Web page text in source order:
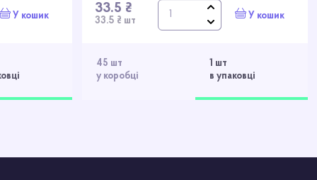
У кошик
45 шт
у коробці
1 шт
в упаковці
33.5 ₴
33.5 ₴ шт У кошик